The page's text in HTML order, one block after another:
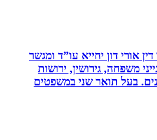
דון יחייא עו”ד ומגשר
גירושין, ירושות
15 שנים. בעל תואר שני במשפטים